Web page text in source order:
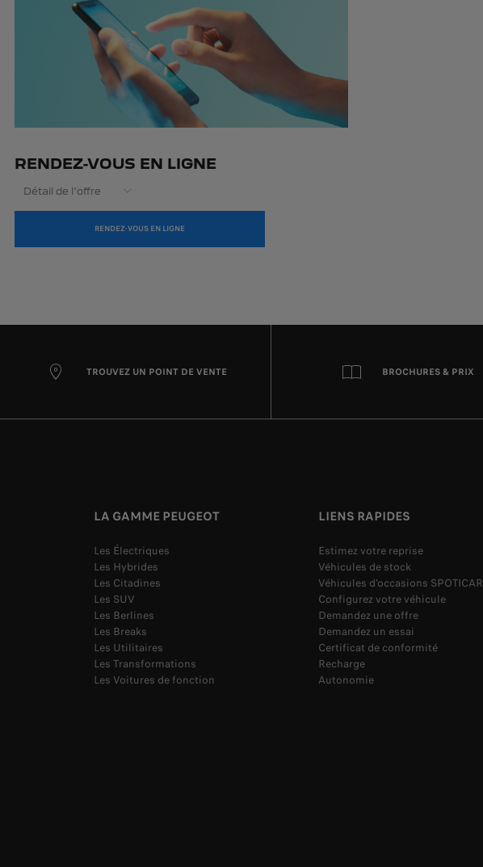
RENDEZ-VOUS EN LIGNE
Détail de l'offre
RENDEZ-VOUS EN LIGNE
TROUVEZ UN POINT DE VENTE BROCHURES & PRIX
LA GAMME PEUGEOT
Les Électriques
Les Hybrides
Les Citadines
Les SUV
Les Berlines
Les Breaks
Les Utilitaires
Les Transformations
Les Voitures de fonction
LIENS RAPIDES
Estimez votre reprise
Véhicules de stock
Véhicules d'occasions SPOTICAR
Configurez votre véhicule
Demandez une offre
Demandez un essai
Certificat de conformité
Recharge
Autonomie